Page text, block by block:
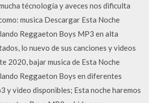
técnología y aveces nos dificulta
musica Descargar Esta Noche
Reggaeton Boys MP3 en alta
lo nuevo de sus canciones y videos
2020, bajar musica de Esta Noche
Reggaeton Boys en diferentes
y video disponibles; Esta noche haremos